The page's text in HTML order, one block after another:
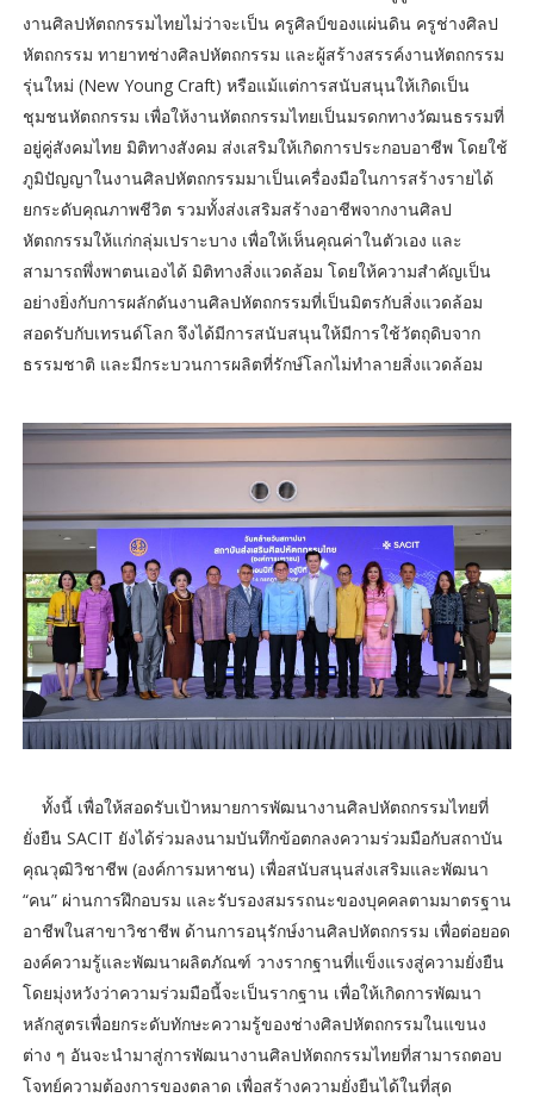
งานศิลปหัตถกรรมไทยไม่ว่าจะเป็น ครูศิลป์ของแผ่นดิน ครูช่างศิลป
หัตถกรรม ทายาทช่างศิลปหัตถกรรม และผู้สร้างสรรค์งานหัตถกรรม
รุ่นใหม่ (New Young Craft) หรือแม้แต่การสนับสนุนให้เกิดเป็น
ชุมชนหัตถกรรม เพื่อให้งานหัตถกรรมไทยเป็นมรดกทางวัฒนธรรมที่
อยู่คู่สังคมไทย มิติทางสังคม ส่งเสริมให้เกิดการประกอบอาชีพ โดยใช้
ภูมิปัญญาในงานศิลปหัตถกรรมมาเป็นเครื่องมือในการสร้างรายได้
ยกระดับคุณภาพชีวิต รวมทั้งส่งเสริมสร้างอาชีพจากงานศิลป
หัตถกรรมให้แก่กลุ่มเปราะบาง เพื่อให้เห็นคุณค่าในตัวเอง และ
สามารถพึ่งพาตนเองได้ มิติทางสิ่งแวดล้อม โดยให้ความสำคัญเป็น
อย่างยิ่งกับการผลักดันงานศิลปหัตถกรรมที่เป็นมิตรกับสิ่งแวดล้อม
สอดรับกับเทรนด์โลก จึงได้มีการสนับสนุนให้มีการใช้วัตถุดิบจาก
ธรรมชาติ และมีกระบวนการผลิตที่รักษ์โลกไม่ทำลายสิ่งแวดล้อม
ทั้งนี้ เพื่อให้สอดรับเป้าหมายการพัฒนางานศิลปหัตถกรรมไทยที่
ยั่งยืน SACIT ยังได้ร่วมลงนามบันทึกข้อตกลงความร่วมมือกับสถาบัน
คุณวุฒิวิชาชีพ (องค์การมหาชน) เพื่อสนับสนุนส่งเสริมและพัฒนา
“คน” ผ่านการฝึกอบรม และรับรองสมรรถนะของบุคคลตามมาตรฐาน
อาชีพในสาขาวิชาชีพ ด้านการอนุรักษ์งานศิลปหัตถกรรม เพื่อต่อยอด
องค์ความรู้และพัฒนาผลิตภัณฑ์ วางรากฐานที่แข็งแรงสู่ความยั่งยืน
โดยมุ่งหวังว่าความร่วมมือนี้จะเป็นรากฐาน เพื่อให้เกิดการพัฒนา
หลักสูตรเพื่อยกระดับทักษะความรู้ของช่างศิลปหัตถกรรมในแขนง
ต่าง ๆ อันจะนำมาสู่การพัฒนางานศิลปหัตถกรรมไทยที่สามารถตอบ
โจทย์ความต้องการของตลาด เพื่อสร้างความยั่งยืนได้ในที่สุด